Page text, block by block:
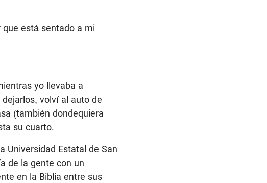
está sentado a mi
yo llevaba a
volví al auto de
(también dondequiera
su cuarto.
Universidad Estatal de San
de la gente con un
en la Biblia entre sus